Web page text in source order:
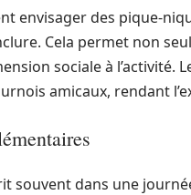
envisager des pique-
Cela permet non
sociale à l’activité.
amicaux, rendant
souvent dans une